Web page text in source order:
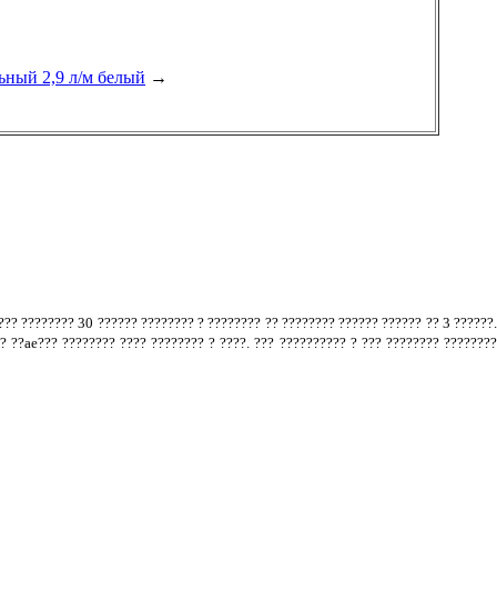
2,9 л/м белый →
???????? 30 ?????? ???????? ? ???????? ?? ???????? ?????? ?????? ?? 3 ??????.
???????? ???? ???????? ? ????. ??? ?????????? ? ??? ???????? ????????